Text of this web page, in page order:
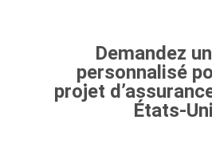
Demandez
personnalisé
projet
États-